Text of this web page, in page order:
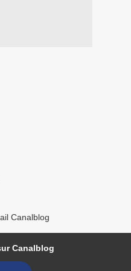
Canalblog
Canalblog